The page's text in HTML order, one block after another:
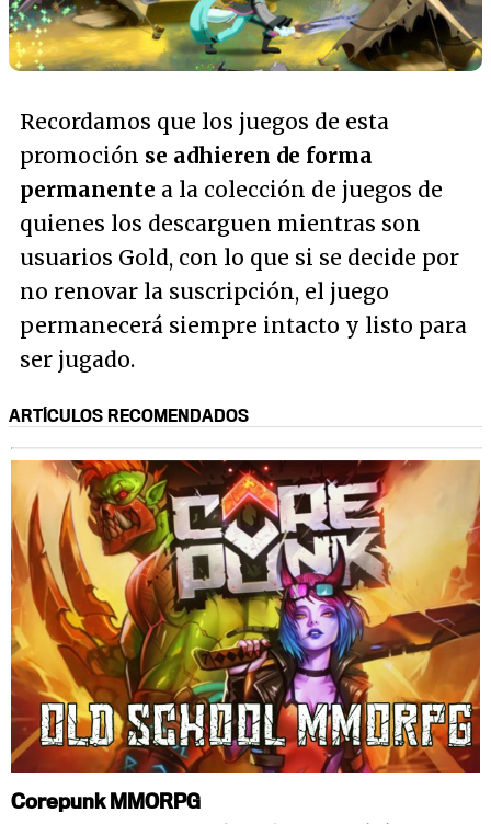
Recordamos que los juegos de esta
promoción se adhieren de forma
permanente a la colección de juegos de
quienes los descarguen mientras son
usuarios Gold, con lo que si se decide por
no renovar la suscripción, el juego
permanecerá siempre intacto y listo para
ser jugado.
ARTÍCULOS RECOMENDADOS
Corepunk MMORPG